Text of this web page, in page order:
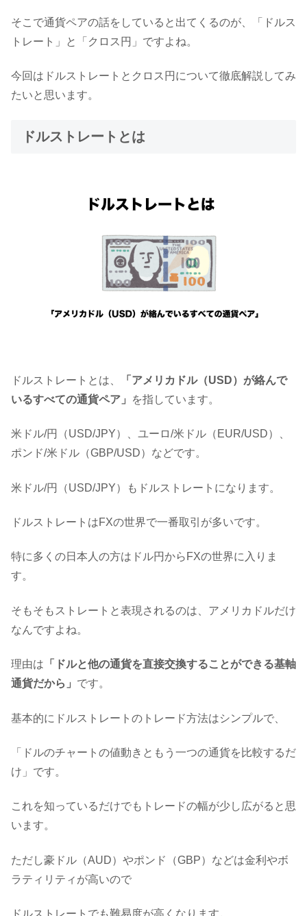
そこで通貨ペアの話をしていると出てくるのが、「ドルス
トレート」と「クロス円」ですよね。
今回はドルストレートとクロス円について徹底解説してみ
たいと思います。
ドルストレートとは
ドルストレートとは、
「アメリカドル（USD）が絡んで
いるすべての通貨ペア」
を指しています。
米ドル/円（USD/JPY）、ユーロ/米ドル（EUR/USD）、
ポンド/米ドル（GBP/USD）などです。
米ドル/円（USD/JPY）もドルストレートになります。
ドルストレートはFXの世界で一番取引が多いです。
特に多くの日本人の方はドル円からFXの世界に入りま
す。
そもそもストレートと表現されるのは、アメリカドルだけ
なんですよね。
理由は 「ドルと他の通貨を直接交換することができる基軸
通貨だから」 です。
基本的にドルストレートのトレード方法はシンプルで、
「ドルのチャートの値動きともう一つの通貨を比較するだ
け」です。
これを知っているだけでもトレードの幅が少し広がると思
います。
ただし豪ドル（AUD）やポンド（GBP）などは金利やボ
ラティリティが高いので